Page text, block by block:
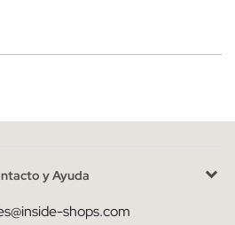
de privacidad
y Ayuda
shops.com